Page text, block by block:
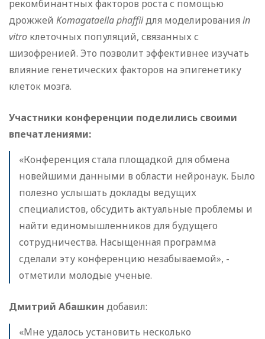
рекомбинантных факторов роста с помощью
дрожжей Komagataella phaffiiдля моделирования in
vitro клеточных популяций, связанных с
шизофренией. Это позволит эффективнее изучать
влияние генетических факторов на эпигенетику
клеток мозга.
Участники конференции поделились своими
впечатлениями:
«Конференция стала площадкой для обмена
новейшими данными в области нейронаук. Было
полезно услышать доклады ведущих
специалистов, обсудить актуальные проблемы и
найти единомышленников для будущего
сотрудничества. Насыщенная программа
сделали эту конференцию незабываемой», -
отметили молодые ученые.
Дмитрий Абашкин добавил:
«Мне удалось установить несколько